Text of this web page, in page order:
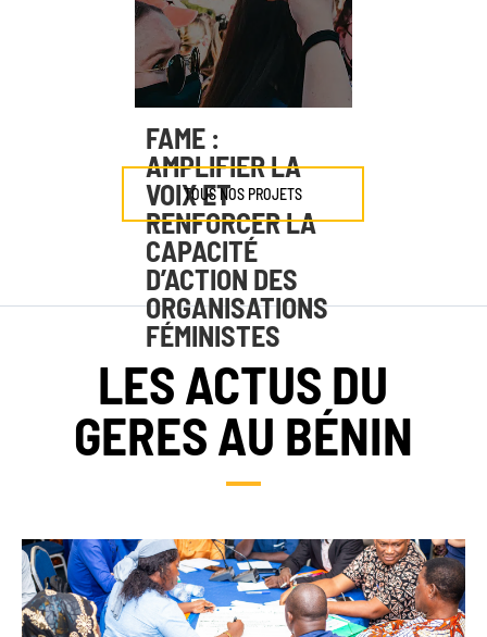
FAME :
AMPLIFIER LA
VOIX ET
RENFORCER LA
CAPACITÉ
D’ACTION DES
ORGANISATIONS
FÉMINISTES
TOUS NOS PROJETS
LES ACTUS DU
GERES AU BÉNIN